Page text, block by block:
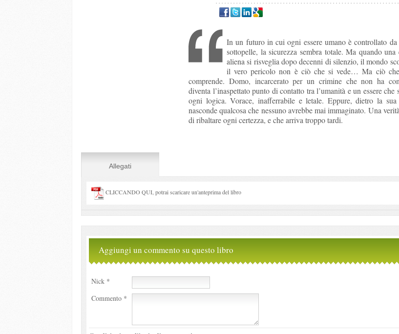
In un futuro in cui ogni essere umano è controllato
sottopelle, la sicurezza sembra totale. Ma quando una
aliena si risveglia dopo decenni di silenzio, il mondo
il vero pericolo non è ciò che si vede… Ma ciò
comprende. Domo, incarcerato per un crimine che non ha
diventa l’inaspettato punto di contatto tra l’umanità e un essere che
ogni logica. Vorace, inafferrabile e letale. Eppure, dietro la
nasconde qualcosa che nessuno avrebbe mai immaginato. Una
di ribaltare ogni certezza, e che arriva troppo tardi.
Allegati
CLICCANDO QUI, potrai scaricare un'anteprima del libro
Aggiungi un commento su questo libro
Nick *
Commento *